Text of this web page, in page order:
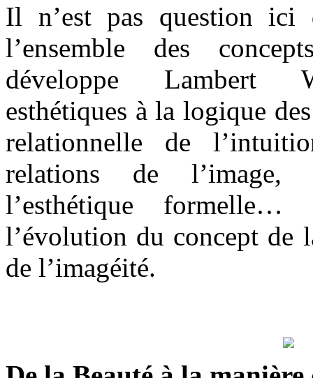
Il n’est pas question
l’ensemble des
développe Lambert
esthétiques à la logique
relationnelle de
relations de l’image,
l’esthétique
l’évolution du concept de
de l’imagéité.